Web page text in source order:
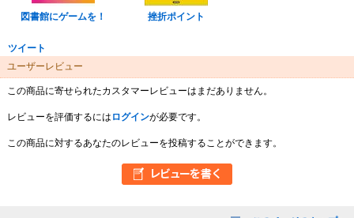
図書館にゲームを！ 挫折ポイント
ツイート
ユーザーレビュー
この商品に寄せられたカスタマーレビューはまだありません。
レビューを評価するには ログインが必要です。
この商品に対するあなたのレビューを投稿することができます。